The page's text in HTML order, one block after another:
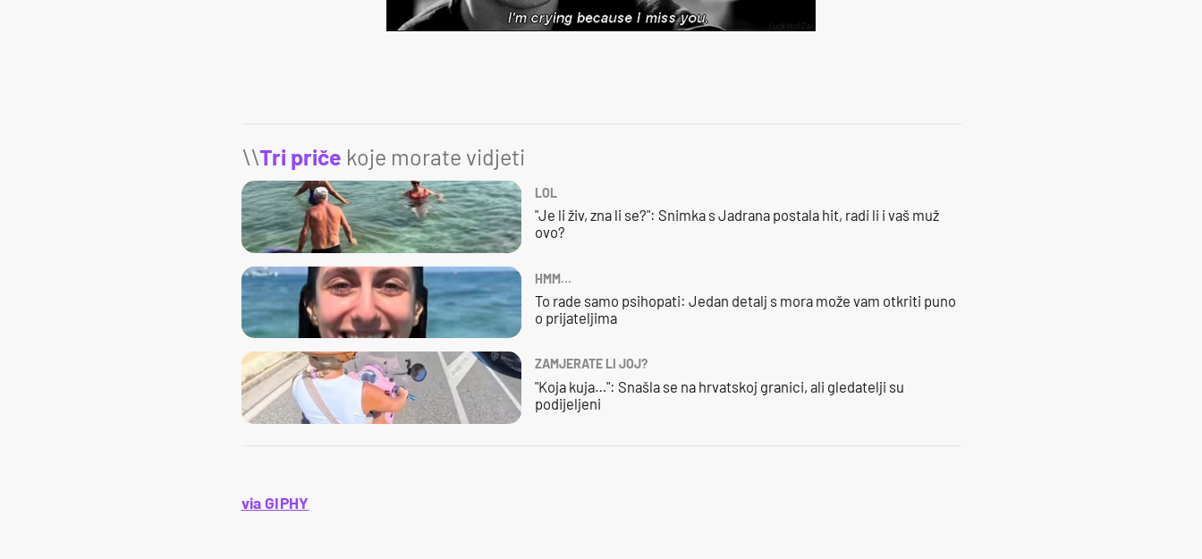
\\Tri priče koje morate vidjeti
LOL
"Je li živ, zna li se?": Snimka s Jadrana postala hit, radi li i vaš muž
ovo?
HMM…
To rade samo psihopati: Jedan detalj s mora može vam otkriti puno
o prijateljima
ZAMJERATE LI JOJ?
"Koja kuja…": Snašla se na hrvatskoj granici, ali gledatelji su
podijeljeni
via GIPHY